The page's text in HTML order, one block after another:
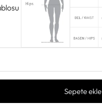
Sepete ekle